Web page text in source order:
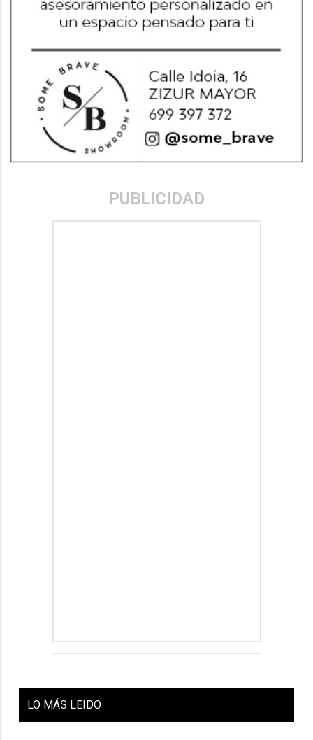
PUBLICIDAD
LO MÁS LEIDO